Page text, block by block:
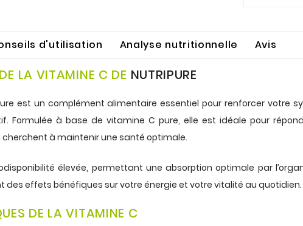
d'utilisation Analyse nutritionnelle Avis
LA VITAMINE C DE NUTRIPURE
est un complément alimentaire essentiel pour renforcer votre
Formulée à base de vitamine C pure, elle est idéale pour
à maintenir une santé optimale.
élevée, permettant une absorption optimale par
des effets bénéfiques sur votre énergie et votre vitalité au quotidien.
DE LA VITAMINE C